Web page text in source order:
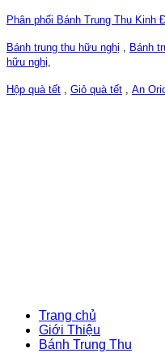
Phân phối Bánh Trung Thu Kinh
Bánh trung thu hữu nghị , Bánh
hữu nghị,
Hộp quà tết , Giỏ quà tết , An
Trang chủ
Giới Thiệu
Bánh Trung Thu